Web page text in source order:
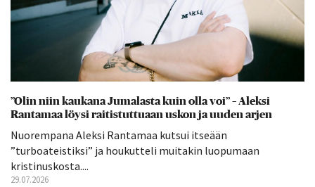
”Olin niin kaukana Jumalasta kuin olla voi” – Aleksi
Rantamaa löysi raitistuttuaan uskon ja uuden arjen
Nuorempana Aleksi Rantamaa kutsui itseään
”turboateistiksi” ja houkutteli muitakin luopumaan
kristinuskosta....
29.07.2026